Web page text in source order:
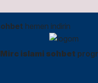
hemen indirin
Mirc islami sohbet